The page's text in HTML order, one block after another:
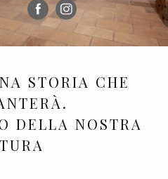
STORIA CHE
DELLA NOSTRA